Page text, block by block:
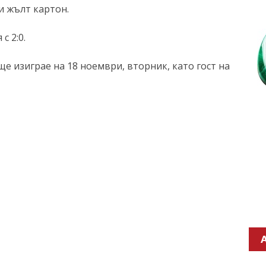
жълт картон.
2:0.
изиграе на 18 ноември, вторник, като гост на